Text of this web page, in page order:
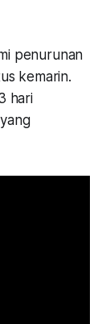
penurunan
kemarin.
hari